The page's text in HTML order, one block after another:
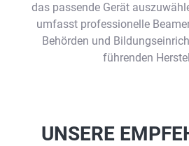
das passende Gerät
umfasst professionelle
Behörden und
führenden
UNSERE